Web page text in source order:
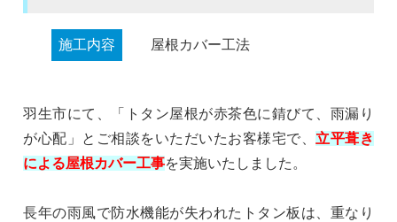
施工内容 屋根カバー工法
羽生市にて、「トタン屋根が赤茶色に錆びて、雨漏り
が心配」とご相談をいただいたお客様宅で、 立平葺き
による屋根カバー工事を実施いたしました。
長年の雨風で防水機能が失われたトタン板は、重なり